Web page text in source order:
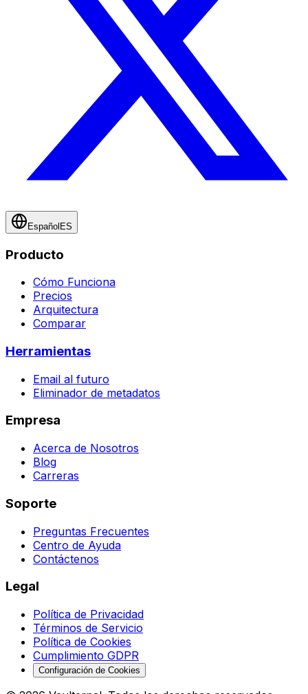
Español ES
Producto
Cómo Funciona
Precios
Arquitectura
Comparar
Herramientas
Email al futuro
Eliminador de metadatos
Empresa
Acerca de Nosotros
Blog
Carreras
Soporte
Preguntas Frecuentes
Centro de Ayuda
Contáctenos
Legal
Política de Privacidad
Términos de Servicio
Política de Cookies
Cumplimiento GDPR
Configuración de Cookies